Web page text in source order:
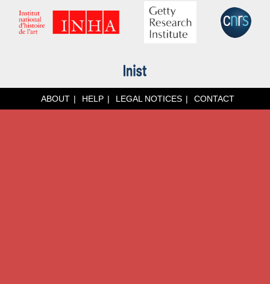
ABOUT HELP LEGAL NOTICES CONTACT